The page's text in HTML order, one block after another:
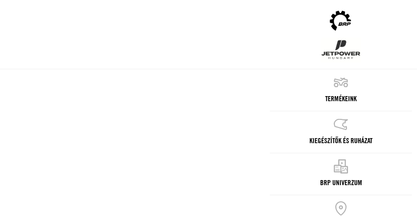
TERMÉKEINK
KIEGÉSZÍTŐK ÉS RUHÁZAT
BRP UNIVERZUM